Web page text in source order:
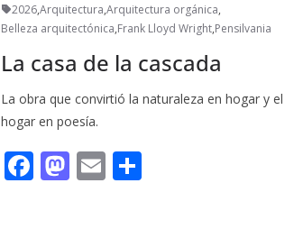
2026,Arquitectura,Arquitectura orgánica,
Belleza arquitectónica,Frank Lloyd Wright,Pensilvania
La casa de la cascada
La obra que convirtió la naturaleza en hogar y el
hogar en poesía.
F
ac
M
as
E
m
C